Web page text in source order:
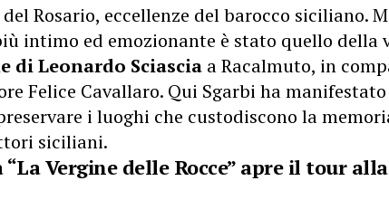
Rosario, eccellenze del barocco siciliano.
intimo ed emozionante è stato quello della
di Leonardo Sciascia a Racalmuto, in
Felice Cavallaro. Qui Sgarbi ha
i luoghi che custodiscono la
siciliani.
“La Vergine delle Rocce” apre il tour